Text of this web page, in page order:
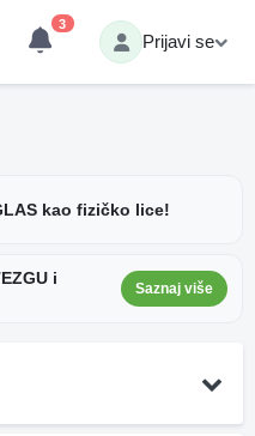
3
Prijavi se
kao fizičko lice!
i
Saznaj više